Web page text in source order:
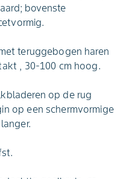
bovenste
teruggebogen haren
, 30-100 cm hoog.
op de rug
op een schermvormige